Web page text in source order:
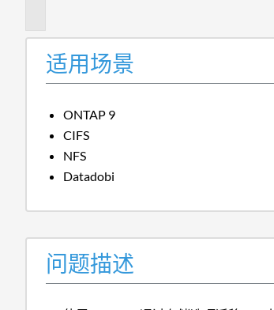
适用场景
ONTAP 9
CIFS
NFS
Datadobi
问题描述